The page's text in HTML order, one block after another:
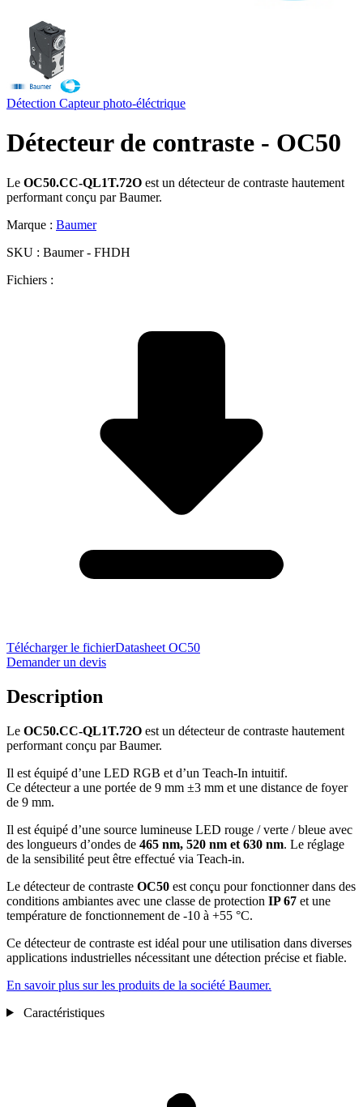
Détection Capteur photo-éléctrique
Détecteur de contraste - OC50
Le OC50.CC-QL1T.72O est un détecteur de contraste hautement
performant conçu par Baumer.
Marque : Baumer
SKU : Baumer - FHDH
Fichiers :
Télécharger le fichierDatasheet OC50
Demander un devis
Description
Le OC50.CC-QL1T.72O est un détecteur de contraste hautement
performant conçu par Baumer.
Il est équipé d’une LED RGB et d’un Teach-In intuitif.
Ce détecteur a une portée de 9 mm ±3 mm et une distance de foyer
de 9 mm.
Il est équipé d’une source lumineuse LED rouge / verte / bleue avec
des longueurs d’ondes de 465 nm, 520 nm et 630 nm. Le réglage
de la sensibilité peut être effectué via Teach-in.
Le détecteur de contraste OC50 est conçu pour fonctionner dans des
conditions ambiantes avec une classe de protection IP 67 et une
température de fonctionnement de -10 à +55 °C.
Ce détecteur de contraste est idéal pour une utilisation dans diverses
applications industrielles nécessitant une détection précise et fiable.
En savoir plus sur les produits de la société Baumer.
Caractéristiques